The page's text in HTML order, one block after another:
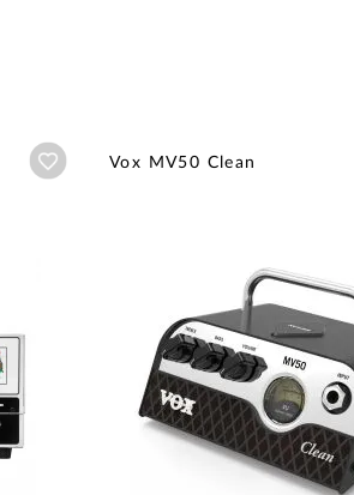
Añadir a wishlist
Vox MV50 Clean